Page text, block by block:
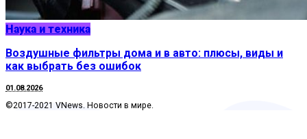
Наука и техника
Воздушные фильтры дома и в авто: плюсы, виды и
как выбрать без ошибок
01.08.2026
©2017-2021 VNews. Новости в мире.